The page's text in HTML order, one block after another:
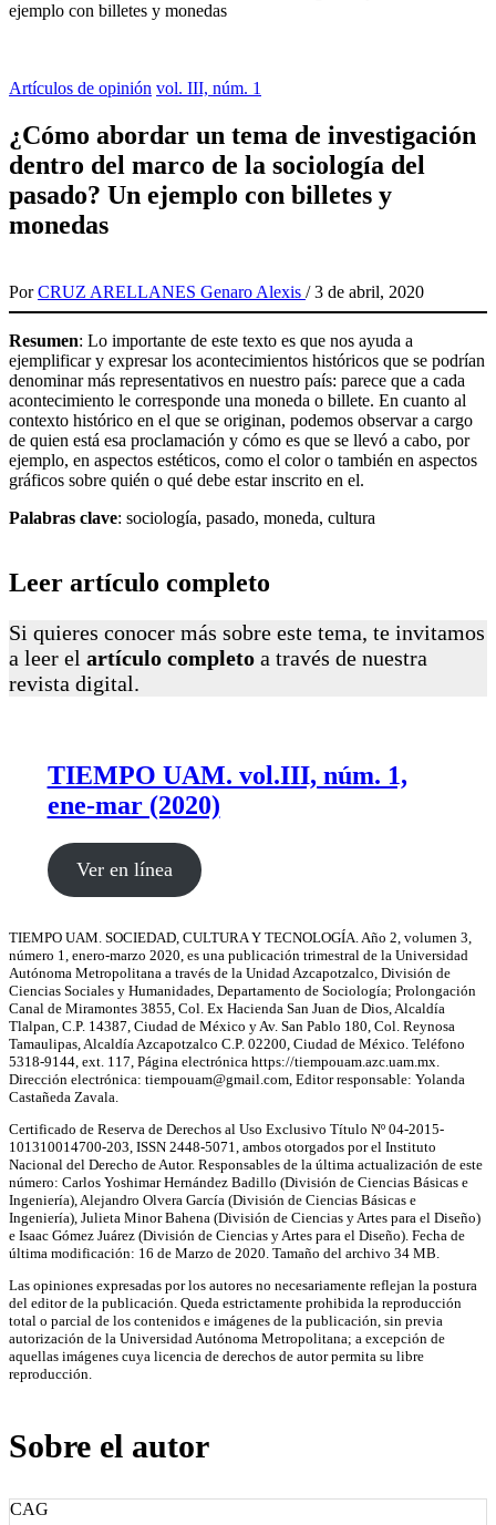
ejemplo con billetes y monedas
Artículos de opinión vol. III, núm. 1
¿Cómo abordar un tema de investigación
dentro del marco de la sociología del
pasado? Un ejemplo con billetes y
monedas
Por CRUZ ARELLANES Genaro Alexis / 3 de abril, 2020
Resumen: Lo importante de este texto es que nos ayuda a
ejemplificar y expresar los acontecimientos históricos que se podrían
denominar más representativos en nuestro país: parece que a cada
acontecimiento le corresponde una moneda o billete. En cuanto al
contexto histórico en el que se originan, podemos observar a cargo
de quien está esa proclamación y cómo es que se llevó a cabo, por
ejemplo, en aspectos estéticos, como el color o también en aspectos
gráficos sobre quién o qué debe estar inscrito en el.
Palabras clave: sociología, pasado, moneda, cultura
Leer artículo completo
Si quieres conocer más sobre este tema, te invitamos
a leer el artículo completo a través de nuestra
revista digital.
TIEMPO UAM. vol.III, núm. 1,
ene-mar (2020)
Ver en línea
TIEMPO UAM. SOCIEDAD, CULTURA Y TECNOLOGÍA. Año 2, volumen 3,
número 1, enero-marzo 2020, es una publicación trimestral de la Universidad
Autónoma Metropolitana a través de la Unidad Azcapotzalco, División de
Ciencias Sociales y Humanidades, Departamento de Sociología; Prolongación
Canal de Miramontes 3855, Col. Ex Hacienda San Juan de Dios, Alcaldía
Tlalpan, C.P. 14387, Ciudad de México y Av. San Pablo 180, Col. Reynosa
Tamaulipas, Alcaldía Azcapotzalco C.P. 02200, Ciudad de México. Teléfono
5318-9144, ext. 117, Página electrónica https://tiempouam.azc.uam.mx.
Dirección electrónica: tiempouam@gmail.com, Editor responsable: Yolanda
Castañeda Zavala.
Certificado de Reserva de Derechos al Uso Exclusivo Título Nº 04-2015-
101310014700-203, ISSN 2448-5071, ambos otorgados por el Instituto
Nacional del Derecho de Autor. Responsables de la última actualización de este
número: Carlos Yoshimar Hernández Badillo (División de Ciencias Básicas e
Ingeniería), Alejandro Olvera García (División de Ciencias Básicas e
Ingeniería), Julieta Minor Bahena (División de Ciencias y Artes para el Diseño)
e Isaac Gómez Juárez (División de Ciencias y Artes para el Diseño). Fecha de
última modificación: 16 de Marzo de 2020. Tamaño del archivo 34 MB.
Las opiniones expresadas por los autores no necesariamente reflejan la postura
del editor de la publicación. Queda estrictamente prohibida la reproducción
total o parcial de los contenidos e imágenes de la publicación, sin previa
autorización de la Universidad Autónoma Metropolitana; a excepción de
aquellas imágenes cuya licencia de derechos de autor permita su libre
reproducción.
Sobre el autor
CAG